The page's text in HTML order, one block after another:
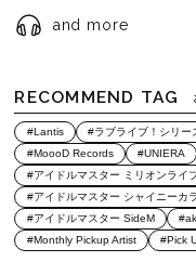
and more
RECOMMEND TAG
#Lantis #ラブライブ！シリー
#MoooD Records
#UNIERA
#アイドルマスター ミリオンライ
#アイドルマスター シャイニーカ
#アイドルマスター SideM
#Monthly Pickup Artist
#Pick